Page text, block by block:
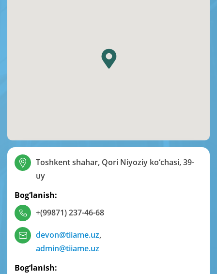
Toshkent shahar, Qori Niyoziy ko‘chasi, 39-
uy
Bog‘lanish:
+(99871) 237-46-68
devon@tiiame.uz,
admin@tiiame.uz
Bog‘lanish: